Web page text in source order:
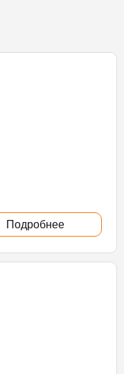
Подробнее